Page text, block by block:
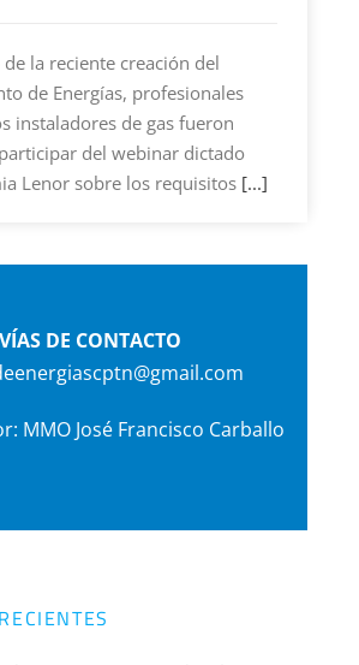
la reciente creación del
de Energías, profesionales
instaladores de gas fueron
del webinar dictado
Lenor sobre los requisitos [...]
VÍAS DE CONTACTO
MMO José Francisco Carballo